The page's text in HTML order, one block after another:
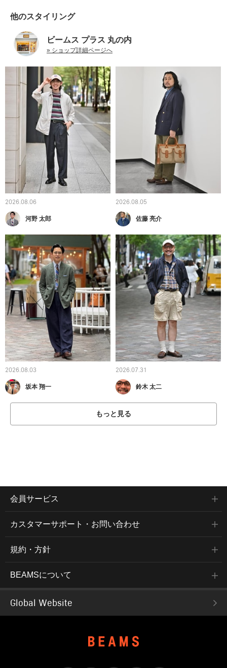
他のスタイリング
ビームス プラス 丸の内
» ショップ詳細ページへ
2026.08.06
河野 太郎
2026.08.05
佐藤 亮介
2026.08.03
坂本 翔一
2026.07.31
鈴木 太二
もっと見る
会員サービス
カスタマーサポート・お問い合わせ
規約・方針
BEAMSについて
Global Website